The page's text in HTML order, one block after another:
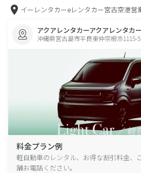
イーレンタカーeレンタカー宮古空港営
アクアレンタカーアクアレンタカ
沖縄県宮古島市平良東仲宗根添1115-5
料金プラン例
軽自動車のレンタル、お得な割引料金、
舗お電話ください。